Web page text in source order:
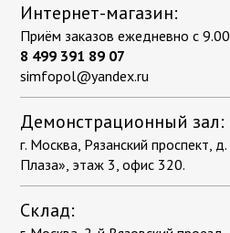
Интернет-магазин:
Приём заказов ежедневно с
8 499 391 89 07
simfopol@yandex.ru
Демонстрационный зал:
г. Москва, Рязанский проспект,
Плаза», этаж 3, офис 320.
Склад: